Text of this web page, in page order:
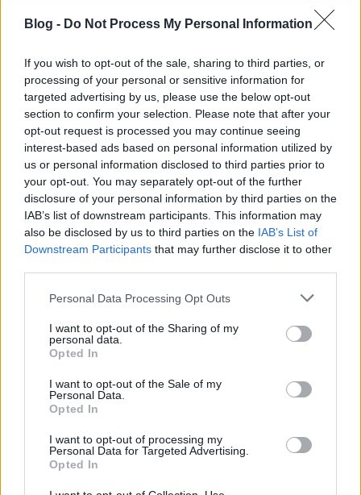
Blog - Do Not Process My Personal Information
If you wish to opt-out of the sale, sharing to third parties, or
processing of your personal or sensitive information for
targeted advertising by us, please use the below opt-out
section to confirm your selection. Please note that after your
opt-out request is processed you may continue seeing
interest-based ads based on personal information utilized by
us or personal information disclosed to third parties prior to
your opt-out. You may separately opt-out of the further
disclosure of your personal information by third parties on the
IAB’s list of downstream participants. This information may
also be disclosed by us to third parties on the IAB’s List of
Downstream Participants that may further disclose it to other
Please note that this website/app uses one or more Google
not limited to your visit or usage behaviour. You may click to
grant or deny consent to Google and its third-party tags to
use your data for below specified purposes in below Google
consent section.
Personal Data Processing Opt Outs
I want to opt-out of the Sharing of my
personal data.
Opted In
I want to opt-out of the Sale of my
Personal Data.
Opted In
I want to opt-out of processing my
Personal Data for Targeted Advertising.
Opted In
frissen érkezett e-mail üzenet.Gyorsan erősítsük is
meg, ugyan mi történhet?
Maradj a vonalban, nehogy
szétkapcsolj!
Csizmazia Darab István [Rambo]•2026. május 07.